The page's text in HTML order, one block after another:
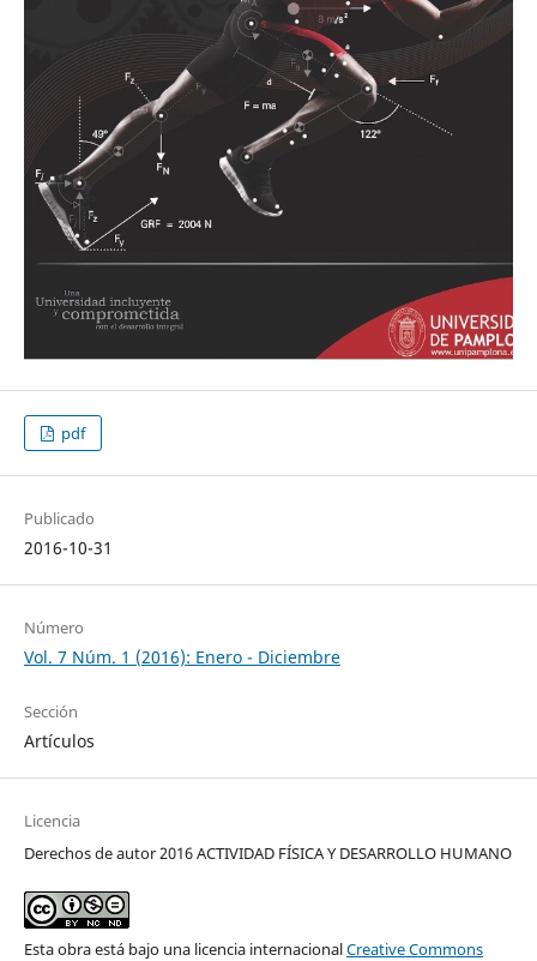
pdf
Publicado
2016-10-31
Número
Vol. 7 Núm. 1 (2016): Enero - Diciembre
Sección
Artículos
Licencia
Derechos de autor 2016 ACTIVIDAD FÍSICA Y DESARROLLO HUMANO
Esta obra está bajo una licencia internacionalCreative Commons